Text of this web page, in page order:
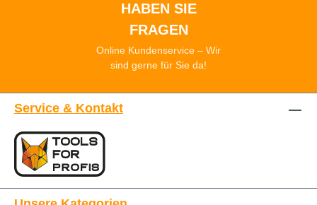
HABEN SIE
FRAGEN
Online Kundenservice – Wir
sind gerne für Sie da!
Service & Kontakt